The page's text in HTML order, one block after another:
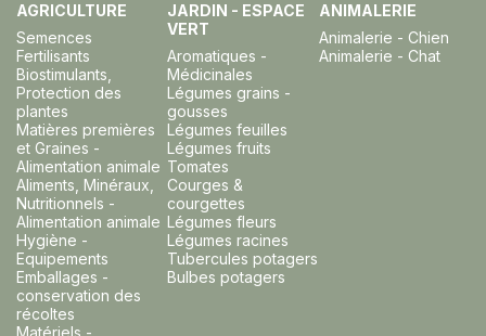
AGRICULTURE
Semences
Fertilisants
Biostimulants,
Protection des
plantes
Matières premières
et Graines -
Alimentation animale
Aliments, Minéraux,
Nutritionnels -
Alimentation animale
Hygiène -
Equipements
Emballages -
conservation des
récoltes
JARDIN - ESPACE
VERT
Aromatiques -
Médicinales
Légumes grains -
gousses
Légumes feuilles
Légumes fruits
Tomates
Courges &
courgettes
Légumes fleurs
Légumes racines
Tubercules potagers
Bulbes potagers
ANIMALERIE
Animalerie - Chien
Animalerie - Chat